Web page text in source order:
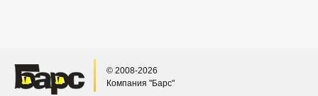
© 2008-2026
Компания "Барс"